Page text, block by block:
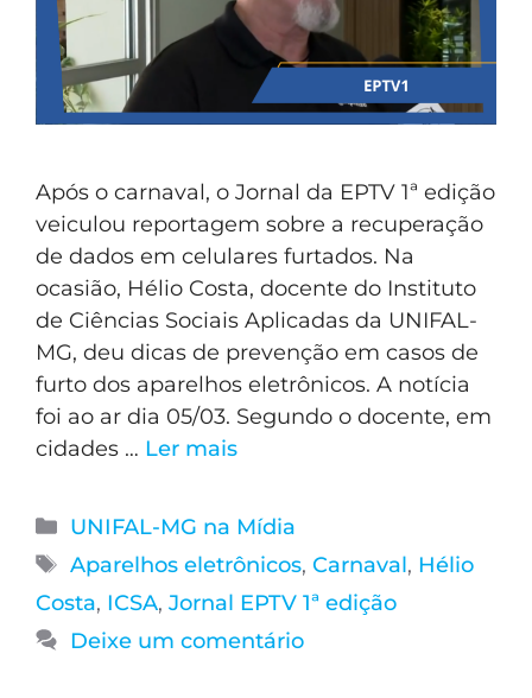
Após o carnaval, o Jornal da EPTV 1ª edição
veiculou reportagem sobre a recuperação
de dados em celulares furtados. Na
ocasião, Hélio Costa, docente do Instituto
de Ciências Sociais Aplicadas da UNIFAL-
MG, deu dicas de prevenção em casos de
furto dos aparelhos eletrônicos. A notícia
foi ao ar dia 05/03. Segundo o docente, em
cidades … Ler mais
UNIFAL-MG na Mídia
Aparelhos eletrônicos, Carnaval, Hélio
Costa, ICSA, Jornal EPTV 1ª edição
Deixe um comentário